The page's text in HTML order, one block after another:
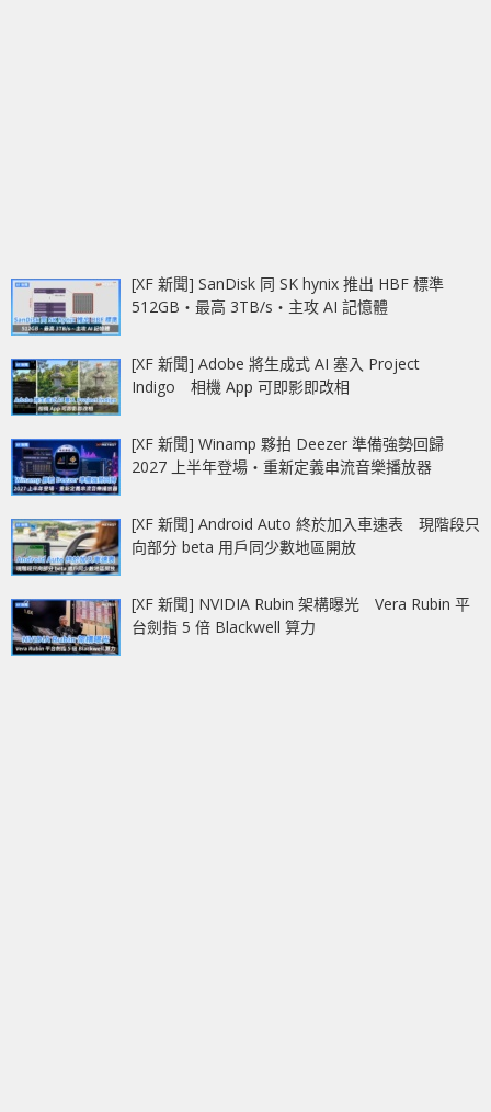
[XF 新聞] SanDisk 同 SK hynix 推出 HBF 標準
512GB‧最高 3TB/s‧主攻 AI 記憶體
[XF 新聞] Adobe 將生成式 AI 塞入 Project
Indigo 相機 App 可即影即改相
[XF 新聞] Winamp 夥拍 Deezer 準備強勢回歸
2027 上半年登場‧重新定義串流音樂播放器
[XF 新聞] Android Auto 終於加入車速表 現階段只
向部分 beta 用戶同少數地區開放
[XF 新聞] NVIDIA Rubin 架構曝光 Vera Rubin 平
台劍指 5 倍 Blackwell 算力